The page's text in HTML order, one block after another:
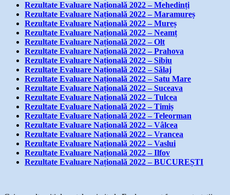
Rezultate Evaluare Națională 2022 – Mehedinți
Rezultate Evaluare Națională 2022 – Maramureș
Rezultate Evaluare Națională 2022 – Mureș
Rezultate Evaluare Națională 2022 – Neamț
Rezultate Evaluare Națională 2022 – Olt
Rezultate Evaluare Națională 2022 – Prahova
Rezultate Evaluare Națională 2022 – Sibiu
Rezultate Evaluare Națională 2022 – Sălaj
Rezultate Evaluare Națională 2022 – Satu Mare
Rezultate Evaluare Națională 2022 – Suceava
Rezultate Evaluare Națională 2022 – Tulcea
Rezultate Evaluare Națională 2022 – Timiș
Rezultate Evaluare Națională 2022 – Teleorman
Rezultate Evaluare Națională 2022 – Vâlcea
Rezultate Evaluare Națională 2022 – Vrancea
Rezultate Evaluare Națională 2022 – Vaslui
Rezultate Evaluare Națională 2022 – Ilfov
Rezultate Evaluare Națională 2022 – BUCUREȘTI